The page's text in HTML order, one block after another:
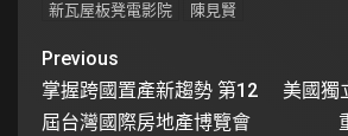
新瓦屋板凳電影院
陳見賢
Previous
掌握跨國置產新趨勢 第12
屆台灣國際房地產博覽會
美國獨